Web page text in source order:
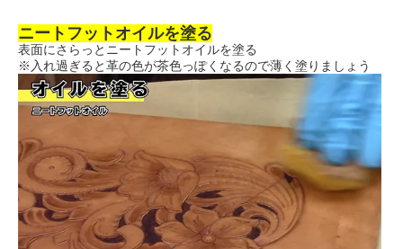
ニートフットオイルを塗る
表面にさらっとニートフットオイルを塗る
※入れ過ぎると革の色が茶色っぽくなるので薄く塗りましょう